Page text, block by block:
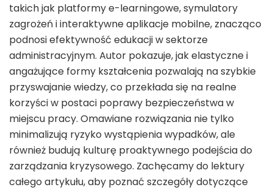
takich jak platformy e-learningowe, symulatory
zagrożeń i interaktywne aplikacje mobilne, znacząco
podnosi efektywność edukacji w sektorze
administracyjnym. Autor pokazuje, jak elastyczne i
angażujące formy kształcenia pozwalają na szybkie
przyswajanie wiedzy, co przekłada się na realne
korzyści w postaci poprawy bezpieczeństwa w
miejscu pracy. Omawiane rozwiązania nie tylko
minimalizują ryzyko wystąpienia wypadków, ale
również budują kulturę proaktywnego podejścia do
zarządzania kryzysowego. Zachęcamy do lektury
całego artykułu, aby poznać szczegóły dotyczące